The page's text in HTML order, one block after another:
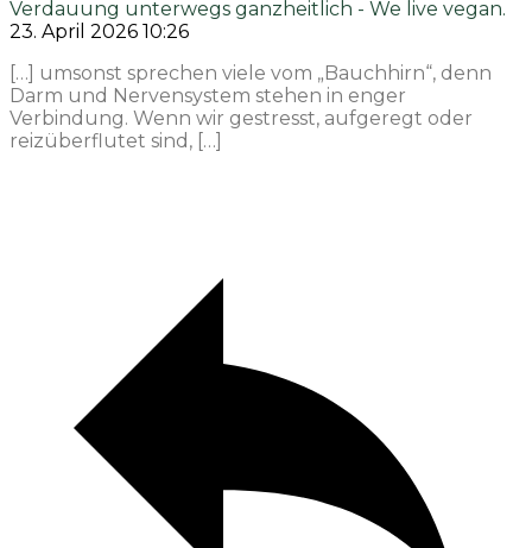
Verdauung unterwegs ganzheitlich - We live vegan.
23. April 2026 10:26
[…] umsonst sprechen viele vom „Bauchhirn“, denn
Darm und Nervensystem stehen in enger
Verbindung. Wenn wir gestresst, aufgeregt oder
reizüberflutet sind, […]